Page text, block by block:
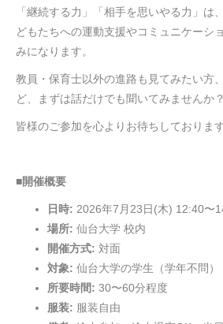
「継続する力」「相手を思いやる力」は
どもたちへの運動支援やコミュニケーシ
みになります。
教員・保育士以外の進路も見てみたい方
ど、まずは話だけでも聞いてみませんか？
皆様のご参加を心よりお待ちしております
■開催概要
日時: 2026年7月23日(木) 12:40〜
場所: 仙台大学 校内
開催方式: 対面
対象: 仙台大学の学生（学年不問）
所要時間: 30〜60分程度
服装: 服装自由